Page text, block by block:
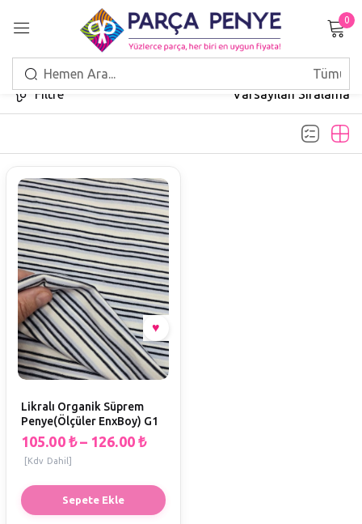
0
Filtre Varsayılan Sıralama
Sepete Ekle
Likralı Organik Süprem
Penye(Ölçüler EnxBoy) G1
105.00 ₺ – 126.00 ₺
[Kdv Dahil]
Giriş Yap
HESAP OLUŞTUR